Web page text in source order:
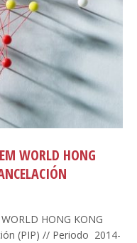
WORLD HONG
WORLD HONG KONG
(PIP) // Periodo 2014-